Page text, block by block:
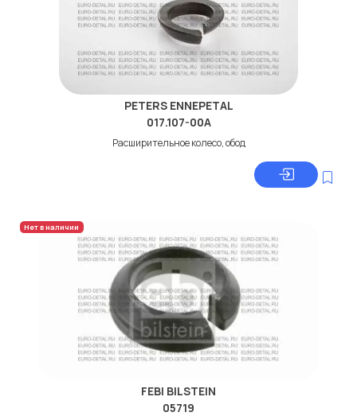
PETERS ENNEPETAL
017.107-00A
Расширительное колесо, обод
Нет в наличии
FEBI BILSTEIN
05719